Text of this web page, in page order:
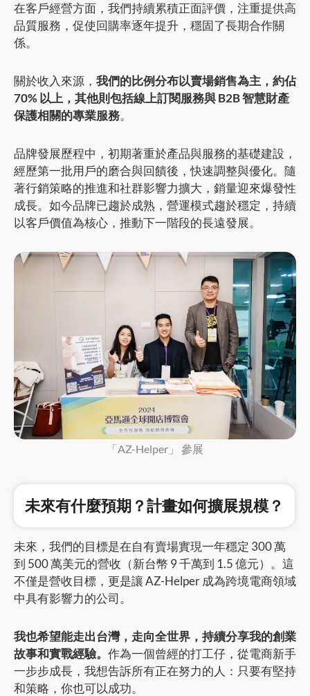
在客戶經營方面，我們持續累積正面評價，注重提供高
品質服務，促使回購率逐年提升，穩固了長期合作關
係。
關於收入來源， 我們的比例分布以賣場銷售為主，約佔
70% 以上，其他則包括線上訂閱服務與 B2B 智慧財產
保護相關的專業服務。
品牌發展歷程中，初期著重於產品與服務的基礎建設，
經歷第一批用戶的磨合與回饋後，快速調整與優化。隨
著行銷策略的推進和社群影響力擴大，銷量迎來爆發性
成長。如今品牌已趨於成熟，營運模式趨於穩定，持續
以客戶價值為核心，推動下一階段的長遠發展。
「AZ-Helper」 參展
未來有什麼預期？計畫如何擴展規模？
未來，我們的目標是在自有賣場實現一年穩定 300 萬
到 500 萬美元的營收（新台幣 9 千萬到 1.5 億元）。這
不僅是營收目標，更是讓 AZ-Helper 成為跨境電商領域
中具有影響力的公司。
我也希望能走出台灣，走向全世界，持續分享我的創業
故事和實戰經驗。 作為一個曾經的打工仔，從電商新手
一步步成長，我想告訴所有正在努力的人：只要有堅持
和策略，你也可以成功。